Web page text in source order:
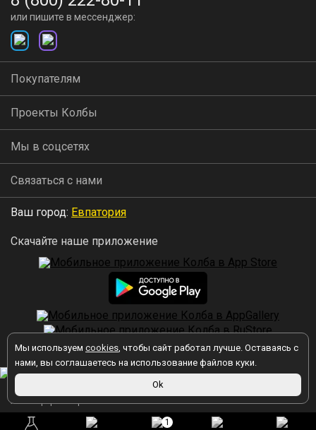
1
Мы используем cookies, чтобы сайт работал лучше. Оставаясь с
нами, вы соглашаетесь на использование файлов куки.
Ok
или пишите в мессенджер:
Покупателям
Проекты Колбы
Мы в соцсетях
Связаться с нами
Ваш город: Евпатория
Скачайте наше приложение
2026 © Колба
Вы принимаете условия политики в отношении обработки
персональных данных
любой форме обратной связи на сайте kolba.ru.